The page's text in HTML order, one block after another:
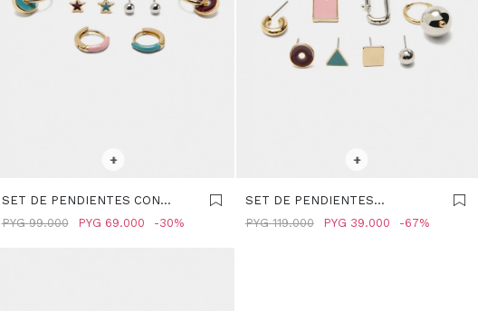
+
SET DE PENDIENTES CON
ESMALTE - MULTICOLOR
PYG 69.000
PYG 99.000 30
+
SET DE PENDIENTES
ASIMÉTRICOS - MULTICOLOR
PYG 39.000
PYG 119.000 67